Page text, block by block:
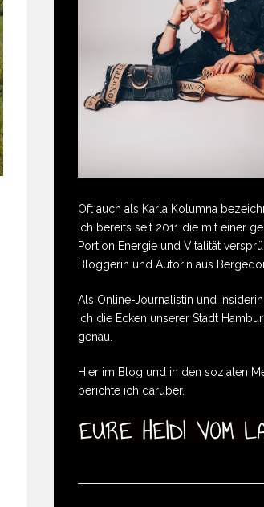
Oft auch als Karla Kolumna
ich bereits seit 2011 die mit einer
Portion Energie und Vitalität
Bloggerin und Autorin aus
Als Online-Journalistin und
ich die Ecken unserer Stadt
genau.
Hier im Blog und in den sozialen
berichte ich darüber.